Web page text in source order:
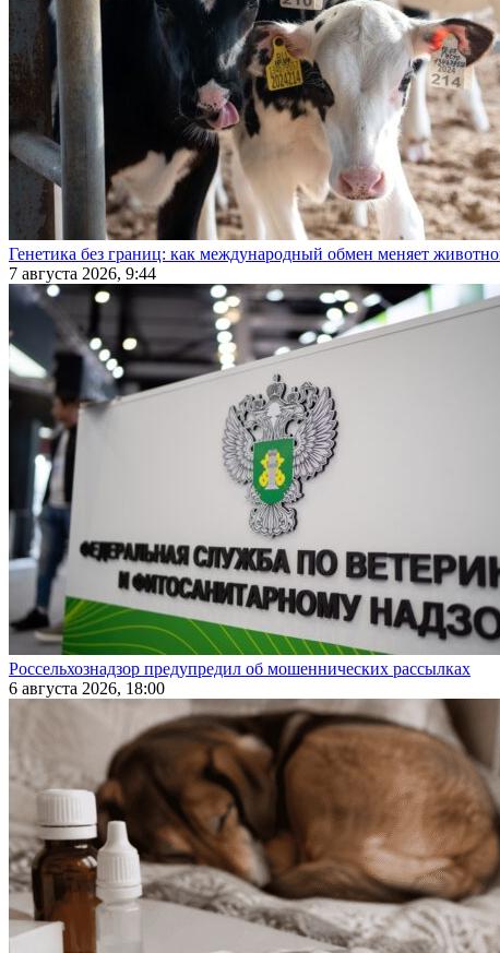
Генетика без границ: как международный обмен меняет
7 августа 2026, 9:44
Россельхознадзор предупредил об мошеннических рассылках
6 августа 2026, 18:00